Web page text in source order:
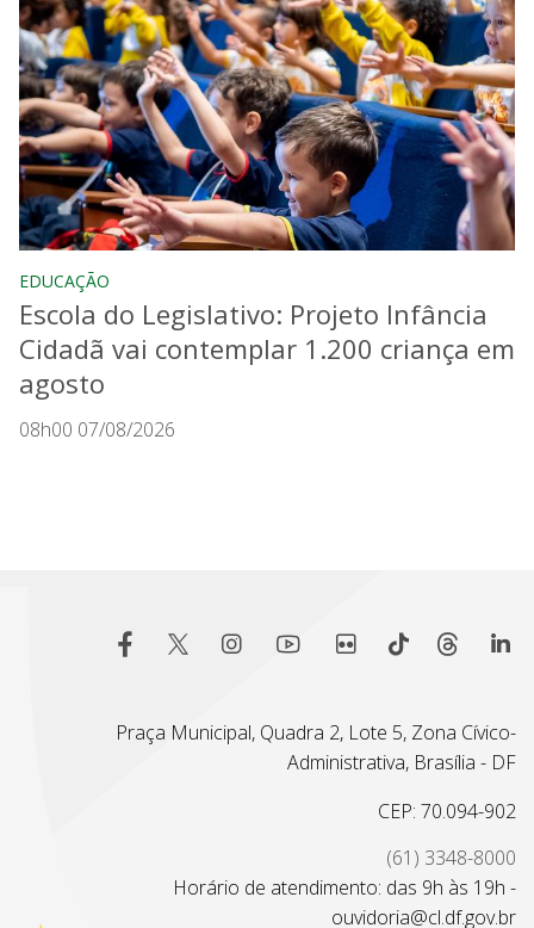
EDUCAÇÃO
Escola do Legislativo: Projeto Infância
Cidadã vai contemplar 1.200 criança em
agosto
08h00 07/08/2026
Praça Municipal, Quadra 2, Lote 5, Zona Cívico-
Administrativa, Brasília - DF
CEP: 70.094-902
(61) 3348-8000
Horário de atendimento: das 9h às 19h -
ouvidoria@cl.df.gov.br